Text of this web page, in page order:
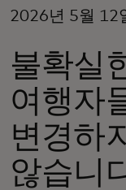
이노베이
뉴스 & 인
2026년 5월 12
불확실
여행자
변경하
않습니